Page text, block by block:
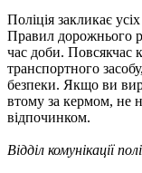
Поліція закликає
Правил дорожнього
час доби. Повсякчас
транспортного
безпеки. Якщо ви
втому за кермом, не
відпочинком.
Відділ комунікації